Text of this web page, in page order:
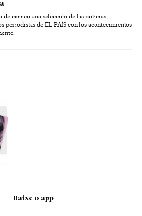
de correo una selección de las noticias,
periodistas de EL PAÍS con los acontecimientos
Baixe o app